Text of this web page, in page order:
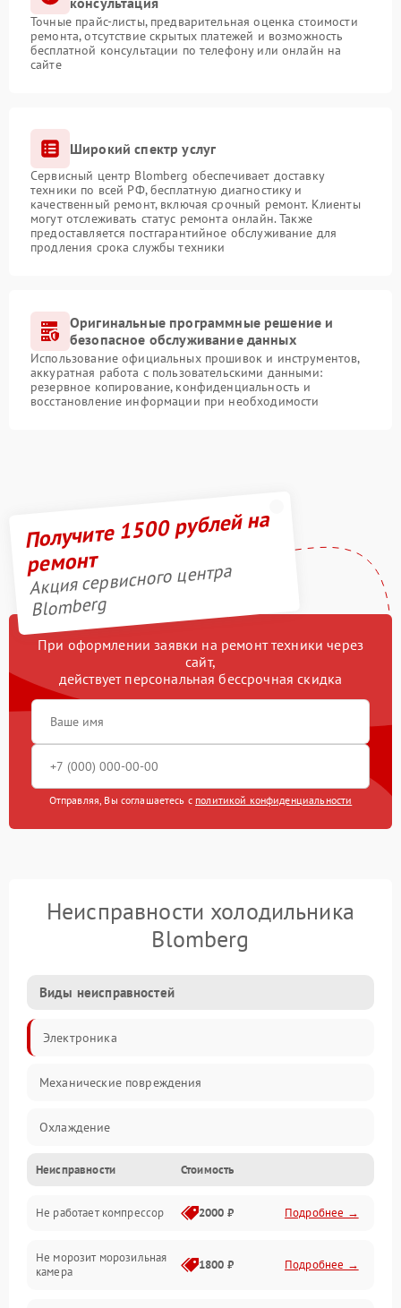
Точные прайс-листы, предварительная оценка стоимости
ремонта, отсутствие скрытых платежей и возможность
бесплатной консультации по телефону или онлайн на
сайте
Широкий спектр услуг
Сервисный центр Blomberg обеспечивает доставку
техники по всей РФ, бесплатную диагностику и
качественный ремонт, включая срочный ремонт. Клиенты
могут отслеживать статус ремонта онлайн. Также
предоставляется постгарантийное обслуживание для
продления срока службы техники
Оригинальные программные решение и
безопасное обслуживание данных
Использование официальных прошивок и инструментов,
аккуратная работа с пользовательскими данными:
резервное копирование, конфиденциальность и
восстановление информации при необходимости
Получите 1500 рублей на
ремонт
Акция сервисного центра
Blomberg
При оформлении заявки на ремонт техники через
сайт,
действует персональная бессрочная скидка
Отправляя, Вы соглашаетесь с политикой конфиденциальности
Неисправности холодильника
Blomberg
Виды неисправностей
Электроника
Механические повреждения
Охлаждение
Механика
Электропитание
Дренаж
Неисправности Стоимость
Не работает компрессор 2000 ₽ Подробнее →
Не морозит морозильная
камера
1800 ₽ Подробнее →